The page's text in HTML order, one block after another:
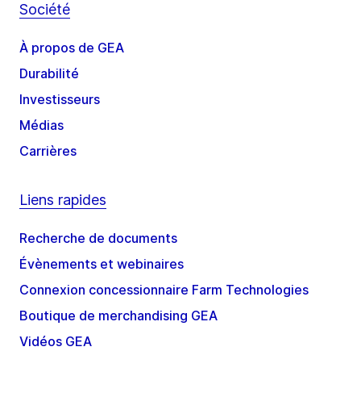
Société
À propos de GEA
Durabilité
Investisseurs
Médias
Carrières
Liens rapides
Recherche de documents
Évènements et webinaires
Connexion concessionnaire Farm Technologies
Boutique de merchandising GEA
Vidéos GEA